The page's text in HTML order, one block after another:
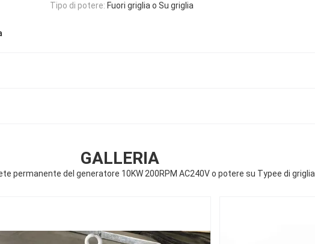
Tipo di potere: Fuori griglia o Su griglia
GALLERIA
permanente del generatore 10KW 200RPM AC240V o potere su Typee di griglia